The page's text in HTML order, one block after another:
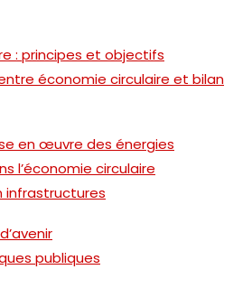
: principes et objectifs
économie circulaire et bilan
en œuvre des énergies
l’économie circulaire
infrastructures
publiques